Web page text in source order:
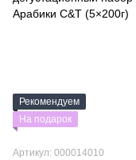
Рекомендуем
На подарок
Артикул: 000014010